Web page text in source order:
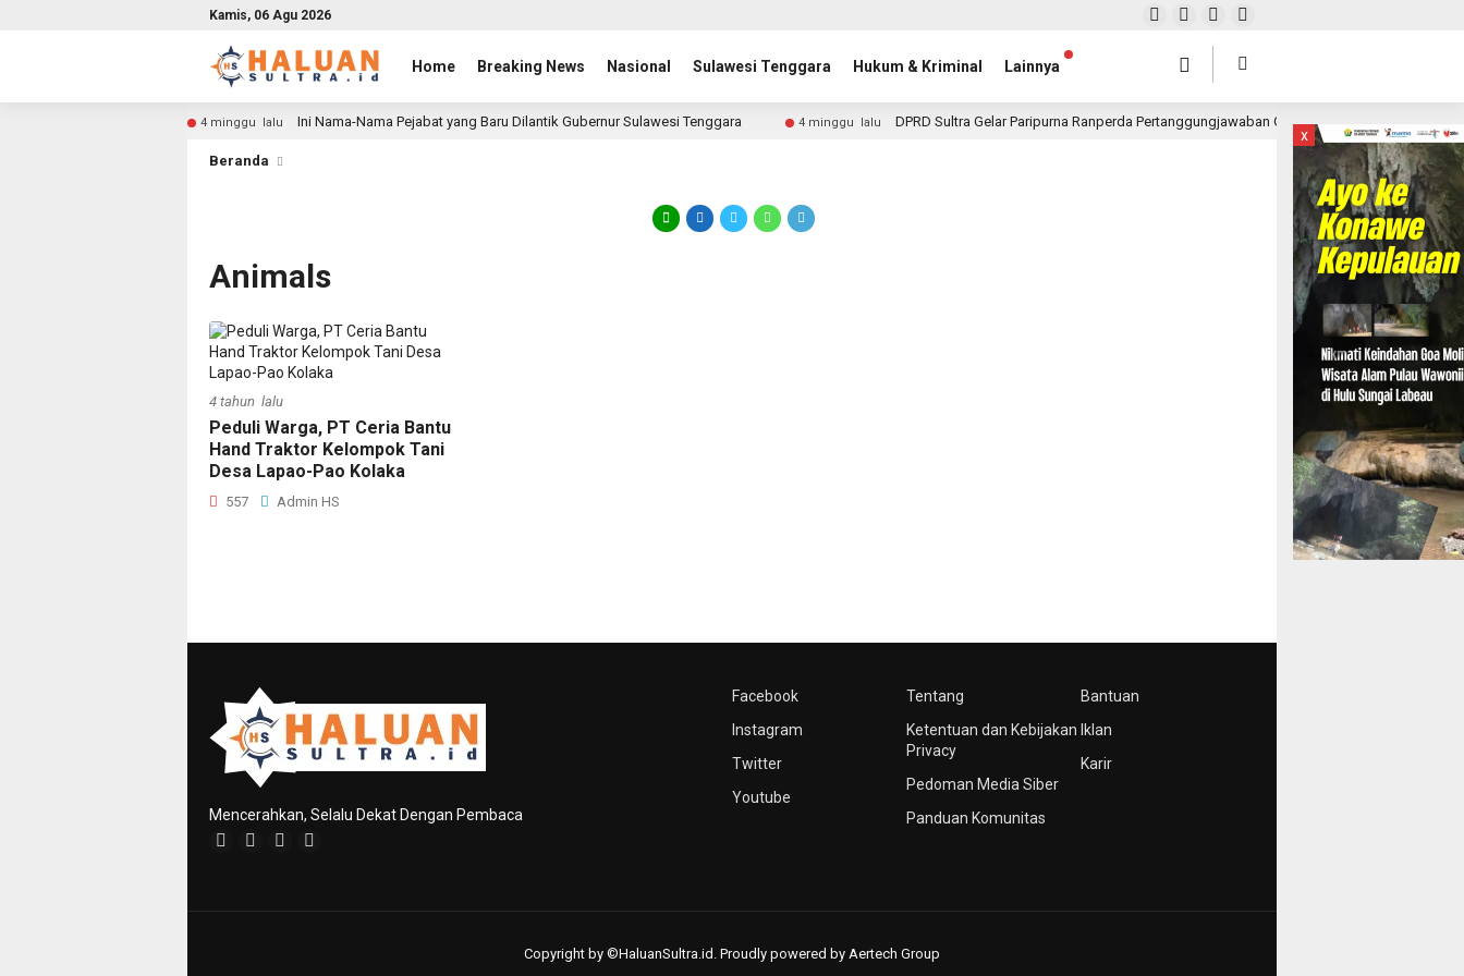
Kamis, 06 Agu 2026
Home Breaking News Nasional Sulawesi Tenggara Hukum & Kriminal Lainnya
4 minggu lalu Ini Nama-Nama Pejabat yang Baru Dilantik Gubernur Sulawesi Tenggara 4 minggu lalu DPRD Sultra Gelar Paripurna Ranperda Pertanggungjawaban Gubernur 2025, Realisasi
Beranda
Animals
4 tahun lalu
Peduli Warga, PT Ceria Bantu
Hand Traktor Kelompok Tani
Desa Lapao-Pao Kolaka
557 Admin HS
x
Facebook
Instagram
Twitter
Youtube
Tentang
Ketentuan dan Kebijakan
Privacy
Pedoman Media Siber
Panduan Komunitas
Bantuan
Iklan
Karir
Mencerahkan, Selalu Dekat Dengan Pembaca
Copyright by ©HaluanSultra.id. Proudly powered by Aertech Group